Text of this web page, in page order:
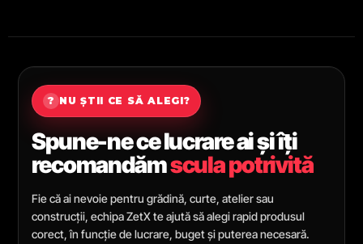
? NU ȘTII CE SĂ ALEGI?
Spune-ne ce lucrare ai și îți
recomandămscula potrivită
Fie că ai nevoie pentru grădină, curte, atelier sau
construcții, echipa ZetX te ajută să alegi rapid produsul
corect, în funcție de lucrare, buget și puterea necesară.